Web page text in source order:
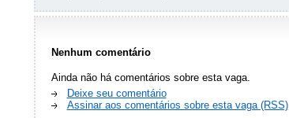
Nenhum comentário
Ainda não há comentários sobre esta vaga.
Deixe seu comentário
Assinar aos comentários sobre esta vaga (RSS)